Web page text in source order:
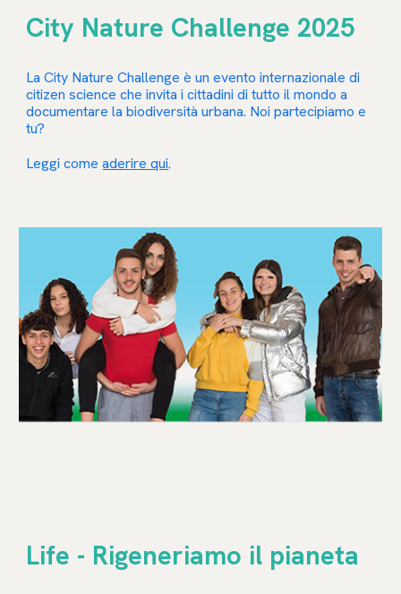
City Nature Challenge 2025
La City Nature Challenge è un evento internazionale di
citizen science che invita i cittadini di tutto il mondo a
documentare la biodiversità urbana. Noi partecipiamo e
tu?
Leggi comeaderire qui.
Life - Rigeneriamo il pianeta